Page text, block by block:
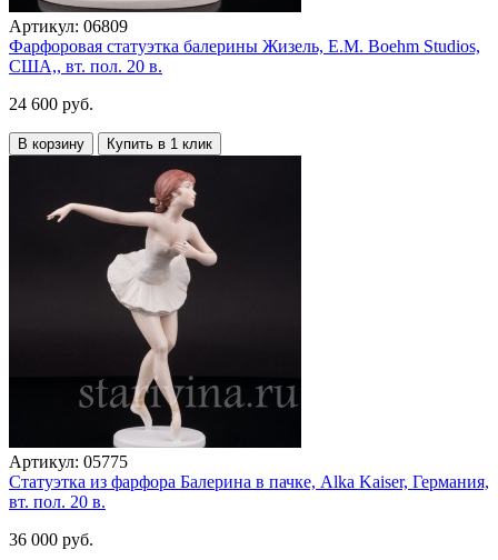
Артикул: 06809
Фарфоровая статуэтка балерины Жизель, E.M. Boehm Studios,
США,, вт. пол. 20 в.
24 600 руб.
В корзину Купить в 1 клик
Артикул: 05775
Статуэтка из фарфора Балерина в пачке, Alka Kaiser, Германия,
вт. пол. 20 в.
36 000 руб.